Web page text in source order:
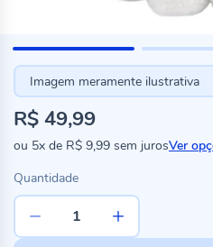
Imagem meramente ilustrativa
R$ 49,99
ou 5x de R$ 9,99 sem jurosVer
Quantidade